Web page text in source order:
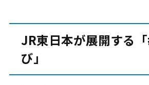
JR東日本が展開する
び」